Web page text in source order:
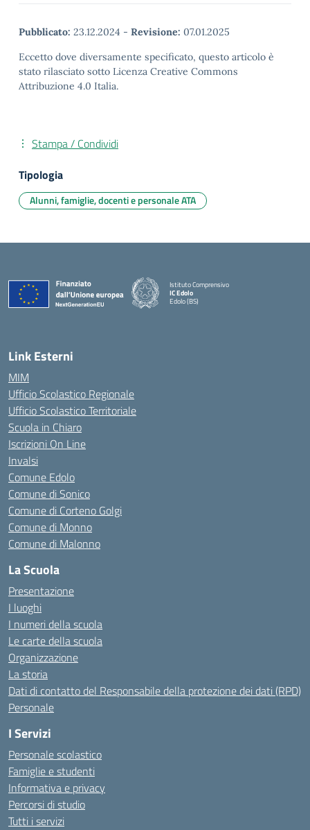
Pubblicato: 23.12.2024 - Revisione: 07.01.2025
Eccetto dove diversamente specificato, questo articolo è
stato rilasciato sotto Licenza Creative Commons
Attribuzione 4.0 Italia.
Stampa / Condividi
Tipologia
Alunni, famiglie, docenti e personale ATA
Istituto Comprensivo
IC Edolo
Edolo (BS)
Link Esterni
MIM
Ufficio Scolastico Regionale
Ufficio Scolastico Territoriale
Scuola in Chiaro
Iscrizioni On Line
Invalsi
Comune Edolo
Comune di Sonico
Comune di Corteno Golgi
Comune di Monno
Comune di Malonno
La Scuola
Presentazione
I luoghi
I numeri della scuola
Le carte della scuola
Organizzazione
La storia
Dati di contatto del Responsabile della protezione dei dati (RPD)
Personale
I Servizi
Personale scolastico
Famiglie e studenti
Informativa e privacy
Percorsi di studio
Tutti i servizi